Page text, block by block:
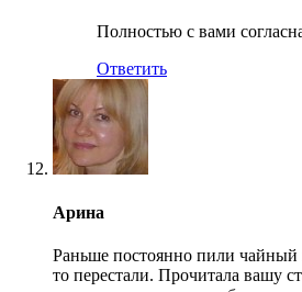
Полностью с вами
Ответить
Арина
Раньше постоянно пили чайный
то перестали. Прочитала вашу